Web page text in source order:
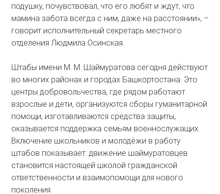
подушку, почувствовал, что его любят и ждут, что
мамина забота всегда с ним, даже на расстоянии», –
говорит исполнительный секретарь местного
отделения Людмила Осинская.
Штабы имени М. М. Шаймуратова сегодня действуют
во многих районах и городах Башкортостана. Это
центры добровольчества, где рядом работают
взрослые и дети, организуются сборы гуманитарной
помощи, изготавливаются средства защиты,
оказывается поддержка семьям военнослужащих.
Включение школьников и молодёжи в работу
штабов показывает: движение шаймуратовцев
становится настоящей школой гражданской
ответственности и взаимопомощи для нового
поколения.